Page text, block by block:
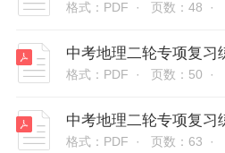
格式：PDF · 页数：48 ·
格式：PDF · 页数：50 ·
格式：PDF · 页数：63 ·